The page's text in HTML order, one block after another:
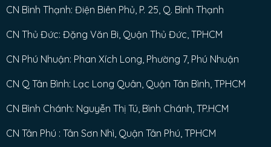
CN Bình Thạnh: Điện Biên Phủ, P. 25, Q. Bình Thạnh
CN Thủ Đức: Đặng Văn Bi, Quận Thủ Đức, TPHCM
CN Phú Nhuận: Phan Xích Long, Phường 7, Phú Nhuận
CN Q Tân Bình: Lạc Long Quân, Quận Tân Bình, TPHCM
CN Bình Chánh: Nguyễn Thị Tú, Bình Chánh, TP.HCM
CN Tân Phú : Tân Sơn Nhì, Quận Tân Phú, TPHCM